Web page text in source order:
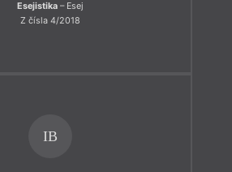
Esejistika – Esej
Z čísla 4/2018
IB